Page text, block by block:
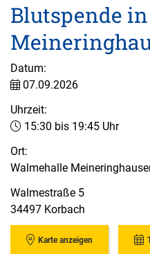
Blutspende in
Datum:
07.09.2026
Uhrzeit:
15:30 bis 19:45 Uhr
Ort:
Walmehalle
Walmestraße 5
34497 Korbach
Karte anzeigen